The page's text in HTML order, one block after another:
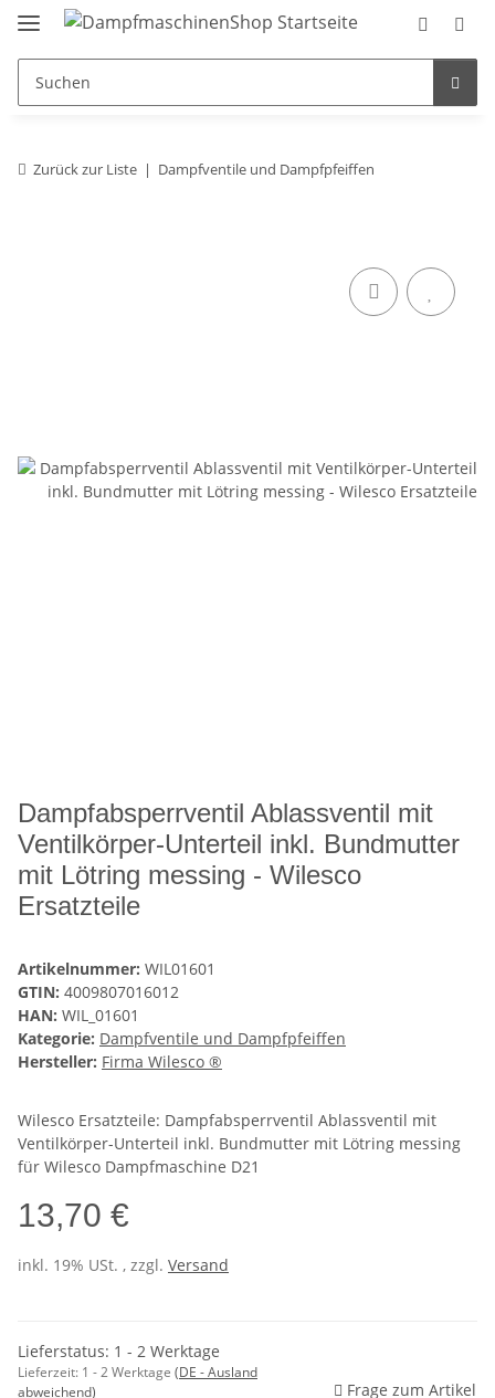
Zurück zur Liste Dampfventile und Dampfpfeiffen
Dampfabsperrventil Ablassventil mit
Ventilkörper-Unterteil inkl. Bundmutter
mit Lötring messing - Wilesco
Ersatzteile
Artikelnummer: WIL01601
GTIN: 4009807016012
HAN: WIL_01601
Kategorie: Dampfventile und Dampfpfeiffen
Hersteller: Firma Wilesco ®
Wilesco Ersatzteile: Dampfabsperrventil Ablassventil mit
Ventilkörper-Unterteil inkl. Bundmutter mit Lötring messing
für Wilesco Dampfmaschine D21
13,70 €
inkl. 19% USt. , zzgl. Versand
Lieferstatus: 1 - 2 Werktage
Lieferzeit: 1 - 2 Werktage (DE - Ausland
abweichend)
Frage zum Artikel